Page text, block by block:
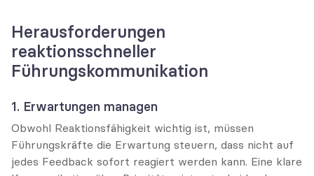
Herausforderungen
reaktionsschneller
Führungskommunikation
1. Erwartungen managen
Obwohl Reaktionsfähigkeit wichtig ist, müssen
Führungskräfte die Erwartung steuern, dass nicht auf
jedes Feedback sofort reagiert werden kann. Eine klare